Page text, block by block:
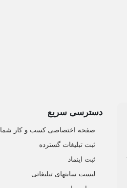
دسترسی سریع
صفحه اختصاصی کسب و کار شما
ثبت تبلیغات گسترده
ثبت اینماد
لیست سایتهای تبلیغاتی